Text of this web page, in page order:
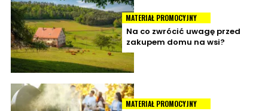
MATERIAŁ PROMOCYJNY
Na co zwrócić uwagę przed
zakupem domu na wsi?
MATERIAŁ PROMOCYJNY